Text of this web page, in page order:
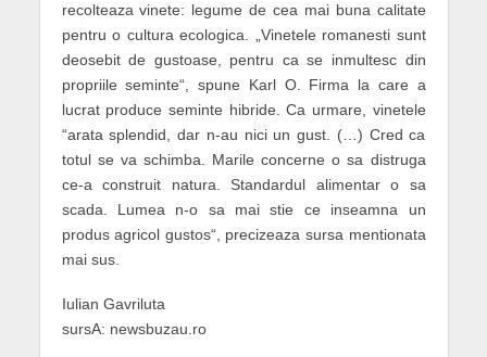
recolteaza vinete: legume de cea mai buna calitate
pentru o cultura ecologica. „Vinetele romanesti sunt
deosebit de gustoase, pentru ca se inmultesc din
propriile seminte“, spune Karl O. Firma la care a
lucrat produce seminte hibride. Ca urmare, vinetele
“arata splendid, dar n-au nici un gust. (…) Cred ca
totul se va schimba. Marile concerne o sa distruga
ce-a construit natura. Standardul alimentar o sa
scada. Lumea n-o sa mai stie ce inseamna un
produs agricol gustos“, precizeaza sursa mentionata
mai sus.
Iulian Gavriluta
sursA: newsbuzau.ro